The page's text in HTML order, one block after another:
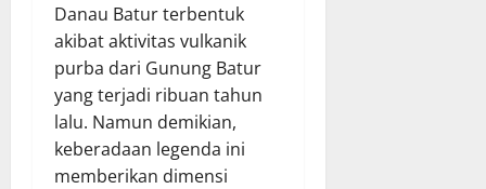
Danau Batur terbentuk
akibat aktivitas vulkanik
purba dari Gunung Batur
yang terjadi ribuan tahun
lalu. Namun demikian,
keberadaan legenda ini
memberikan dimensi